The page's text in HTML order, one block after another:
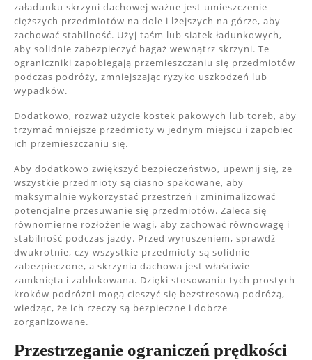
załadunku skrzyni dachowej ważne jest umieszczenie
cięższych przedmiotów na dole i lżejszych na górze, aby
zachować stabilność. Użyj taśm lub siatek ładunkowych,
aby solidnie zabezpieczyć bagaż wewnątrz skrzyni. Te
ograniczniki zapobiegają przemieszczaniu się przedmiotów
podczas podróży, zmniejszając ryzyko uszkodzeń lub
wypadków.
Dodatkowo, rozważ użycie kostek pakowych lub toreb, aby
trzymać mniejsze przedmioty w jednym miejscu i zapobiec
ich przemieszczaniu się.
Aby dodatkowo zwiększyć bezpieczeństwo, upewnij się, że
wszystkie przedmioty są ciasno spakowane, aby
maksymalnie wykorzystać przestrzeń i zminimalizować
potencjalne przesuwanie się przedmiotów. Zaleca się
równomierne rozłożenie wagi, aby zachować równowagę i
stabilność podczas jazdy. Przed wyruszeniem, sprawdź
dwukrotnie, czy wszystkie przedmioty są solidnie
zabezpieczone, a skrzynia dachowa jest właściwie
zamknięta i zablokowana. Dzięki stosowaniu tych prostych
kroków podróżni mogą cieszyć się bezstresową podróżą,
wiedząc, że ich rzeczy są bezpieczne i dobrze
zorganizowane.
Przestrzeganie ograniczeń prędkości